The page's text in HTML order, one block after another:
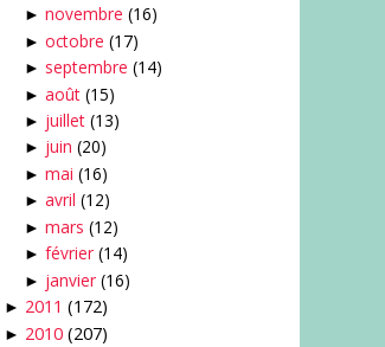
► novembre (16)
► octobre (17)
► septembre (14)
► août (15)
► juillet (13)
► juin (20)
► mai (16)
► avril (12)
► mars (12)
► février (14)
► janvier (16)
► 2011 (172)
► 2010 (207)